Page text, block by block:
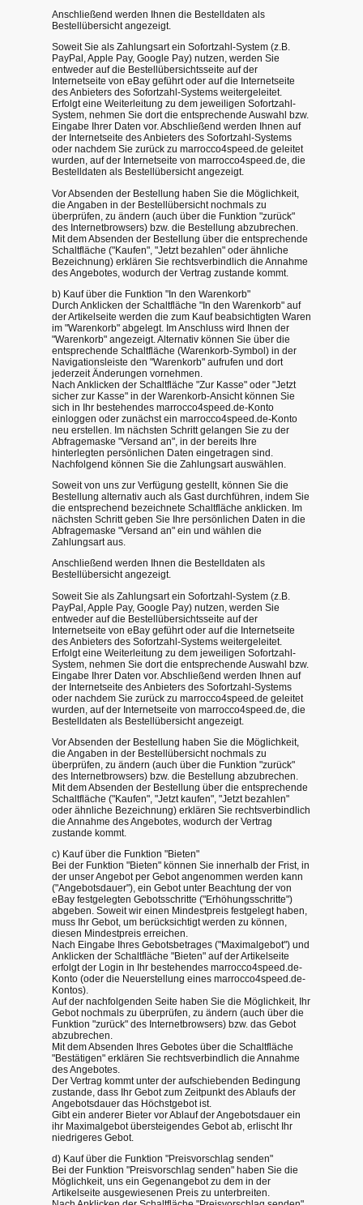
Anschließend werden Ihnen die Bestelldaten als
Bestellübersicht angezeigt.
Soweit Sie als Zahlungsart ein Sofortzahl-System (z.B.
PayPal, Apple Pay, Google Pay) nutzen, werden Sie
entweder auf die Bestellübersichtsseite auf der
Internetseite von eBay geführt oder auf die Internetseite
des Anbieters des Sofortzahl-Systems weitergeleitet.
Erfolgt eine Weiterleitung zu dem jeweiligen Sofortzahl-
System, nehmen Sie dort die entsprechende Auswahl bzw.
Eingabe Ihrer Daten vor. Abschließend werden Ihnen auf
der Internetseite des Anbieters des Sofortzahl-Systems
oder nachdem Sie zurück zu marrocco4speed.de geleitet
wurden, auf der Internetseite von marrocco4speed.de, die
Bestelldaten als Bestellübersicht angezeigt.
Vor Absenden der Bestellung haben Sie die Möglichkeit,
die Angaben in der Bestellübersicht nochmals zu
überprüfen, zu ändern (auch über die Funktion "zurück"
des Internetbrowsers) bzw. die Bestellung abzubrechen.
Mit dem Absenden der Bestellung über die entsprechende
Schaltfläche ("Kaufen", "Jetzt bezahlen" oder ähnliche
Bezeichnung) erklären Sie rechtsverbindlich die Annahme
des Angebotes, wodurch der Vertrag zustande kommt.
b) Kauf über die Funktion "In den Warenkorb"
Durch Anklicken der Schaltfläche "In den Warenkorb" auf
der Artikelseite werden die zum Kauf beabsichtigten Waren
im "Warenkorb" abgelegt. Im Anschluss wird Ihnen der
"Warenkorb" angezeigt. Alternativ können Sie über die
entsprechende Schaltfläche (Warenkorb-Symbol) in der
Navigationsleiste den "Warenkorb" aufrufen und dort
jederzeit Änderungen vornehmen.
Nach Anklicken der Schaltfläche "Zur Kasse" oder "Jetzt
sicher zur Kasse" in der Warenkorb-Ansicht können Sie
sich in Ihr bestehendes marrocco4speed.de-Konto
einloggen oder zunächst ein marrocco4speed.de-Konto
neu erstellen. Im nächsten Schritt gelangen Sie zu der
Abfragemaske "Versand an", in der bereits Ihre
hinterlegten persönlichen Daten eingetragen sind.
Nachfolgend können Sie die Zahlungsart auswählen.
Soweit von uns zur Verfügung gestellt, können Sie die
Bestellung alternativ auch als Gast durchführen, indem Sie
die entsprechend bezeichnete Schaltfläche anklicken. Im
nächsten Schritt geben Sie Ihre persönlichen Daten in die
Abfragemaske "Versand an" ein und wählen die
Zahlungsart aus.
Anschließend werden Ihnen die Bestelldaten als
Bestellübersicht angezeigt.
Soweit Sie als Zahlungsart ein Sofortzahl-System (z.B.
PayPal, Apple Pay, Google Pay) nutzen, werden Sie
entweder auf die Bestellübersichtsseite auf der
Internetseite von eBay geführt oder auf die Internetseite
des Anbieters des Sofortzahl-Systems weitergeleitet.
Erfolgt eine Weiterleitung zu dem jeweiligen Sofortzahl-
System, nehmen Sie dort die entsprechende Auswahl bzw.
Eingabe Ihrer Daten vor. Abschließend werden Ihnen auf
der Internetseite des Anbieters des Sofortzahl-Systems
oder nachdem Sie zurück zu marrocco4speed.de geleitet
wurden, auf der Internetseite von marrocco4speed.de, die
Bestelldaten als Bestellübersicht angezeigt.
Vor Absenden der Bestellung haben Sie die Möglichkeit,
die Angaben in der Bestellübersicht nochmals zu
überprüfen, zu ändern (auch über die Funktion "zurück"
des Internetbrowsers) bzw. die Bestellung abzubrechen.
Mit dem Absenden der Bestellung über die entsprechende
Schaltfläche ("Kaufen", "Jetzt kaufen", "Jetzt bezahlen"
oder ähnliche Bezeichnung) erklären Sie rechtsverbindlich
die Annahme des Angebotes, wodurch der Vertrag
zustande kommt.
c) Kauf über die Funktion "Bieten"
Bei der Funktion "Bieten" können Sie innerhalb der Frist, in
der unser Angebot per Gebot angenommen werden kann
("Angebotsdauer"), ein Gebot unter Beachtung der von
eBay festgelegten Gebotsschritte ("Erhöhungsschritte")
abgeben. Soweit wir einen Mindestpreis festgelegt haben,
muss Ihr Gebot, um berücksichtigt werden zu können,
diesen Mindestpreis erreichen.
Nach Eingabe Ihres Gebotsbetrages ("Maximalgebot") und
Anklicken der Schaltfläche "Bieten" auf der Artikelseite
erfolgt der Login in Ihr bestehendes marrocco4speed.de-
Konto (oder die Neuerstellung eines marrocco4speed.de-
Kontos).
Auf der nachfolgenden Seite haben Sie die Möglichkeit, Ihr
Gebot nochmals zu überprüfen, zu ändern (auch über die
Funktion "zurück" des Internetbrowsers) bzw. das Gebot
abzubrechen.
Mit dem Absenden Ihres Gebotes über die Schaltfläche
"Bestätigen" erklären Sie rechtsverbindlich die Annahme
des Angebotes.
Der Vertrag kommt unter der aufschiebenden Bedingung
zustande, dass Ihr Gebot zum Zeitpunkt des Ablaufs der
Angebotsdauer das Höchstgebot ist.
Gibt ein anderer Bieter vor Ablauf der Angebotsdauer ein
ihr Maximalgebot übersteigendes Gebot ab, erlischt Ihr
niedrigeres Gebot.
d) Kauf über die Funktion "Preisvorschlag senden"
Bei der Funktion "Preisvorschlag senden" haben Sie die
Möglichkeit, uns ein Gegenangebot zu dem in der
Artikelseite ausgewiesenen Preis zu unterbreiten.